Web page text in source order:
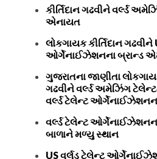
કીર્તિદાન ગઢવીને વર્લ્ડ
એનાયત
લોકગાયક કીર્તિદાન ગઢવીને
ઓર્ગેનાઈઝેશનના બ્રાન્ડ
ગુજરાતના જાણીતા
ગઢવીને વર્લ્ડ અમેઝિંગ
વર્લ્ડ ટેલેન્ટ
વર્લ્ડ ટેલેન્ટ ઓર્ગેનાઈઝેશનના
બાળાને મળ્યુ સ્થાન
US વર્લ્‌ડ ટેલેન્ટ